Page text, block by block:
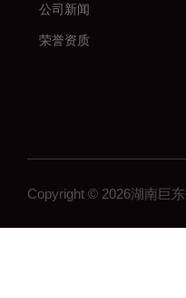
公司新闻
荣誉资质
Copyright © 2026湖南巨